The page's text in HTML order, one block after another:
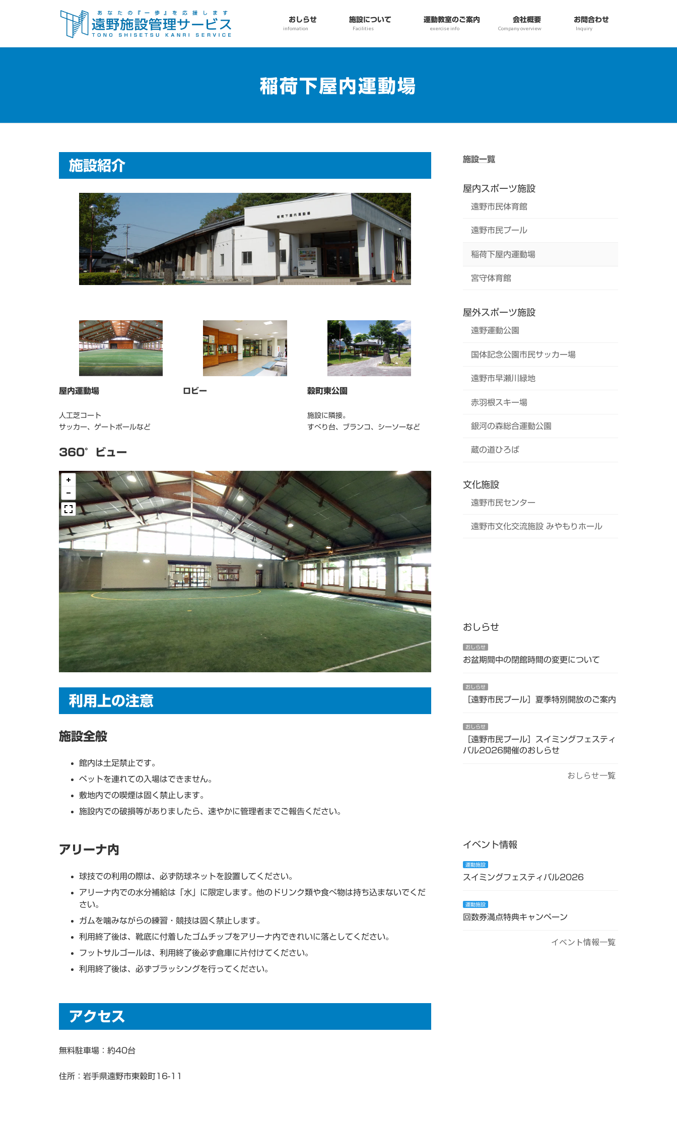
おしらせ
infomation
施設について
Facilities
運動教室のご案内
exercise info
会社概要
Company overview
お問合わせ
Inquiry
稲荷下屋内運動場
施設紹介
屋内運動場
人工芝コート
サッカー、ゲートボールなど
ロビー 穀町東公園
施設に隣接。
すべり台、ブランコ、シーソーなど
360°ビュー
利用上の注意
施設全般
館内は土足禁止です。
ペットを連れての入場はできません。
敷地内での喫煙は固く禁止します。
施設内での破損等がありましたら、速やかに管理者までご報告ください。
アリーナ内
球技での利用の際は、必ず防球ネットを設置してください。
アリーナ内での水分補給は「水」に限定します。他のドリンク類や食べ物は持ち込まないでくだ
さい。
ガムを噛みながらの練習・競技は固く禁止します。
利用終了後は、靴底に付着したゴムチップをアリーナ内できれいに落としてください。
フットサルゴールは、利用終了後必ず倉庫に片付けてください。
利用終了後は、必ずブラッシングを行ってください。
アクセス
無料駐車場：約40台
住所：岩手県遠野市東穀町16-11
施設一覧
屋内スポーツ施設
遠野市民体育館
遠野市民プール
稲荷下屋内運動場
宮守体育館
屋外スポーツ施設
遠野運動公園
国体記念公園市民サッカー場
遠野市早瀬川緑地
赤羽根スキー場
銀河の森総合運動公園
蔵の道ひろば
文化施設
遠野市民センター
遠野市文化交流施設 みやもりホール
おしらせ
おしらせ
お盆期間中の閉館時間の変更について
おしらせ
［遠野市民プール］夏季特別開放のご案内
おしらせ
［遠野市民プール］スイミングフェスティ
バル2026開催のおしらせ
おしらせ一覧
イベント情報
運動施設
スイミングフェスティバル2026
運動施設
回数券満点特典キャンペーン
イベント情報一覧